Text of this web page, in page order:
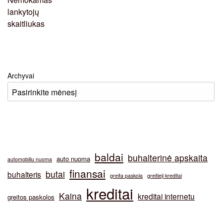
Archyvai
automobiliu nuoma auto nuoma baldai buhalterinė apskaita
buhalteris butai finansai greita paskola greitieji kreditai
greitos paskolos Kaina kreditai kreditai internetu